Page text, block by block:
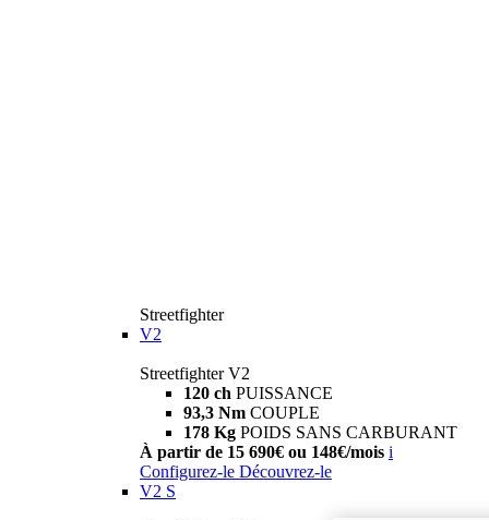
Streetfighter
V2
Streetfighter V2
120 ch PUISSANCE
93,3 Nm COUPLE
178 Kg POIDS SANS CARBURANT
À partir de 15 690€ ou 148€/mois i
Configurez-le Découvrez-le
V2 S